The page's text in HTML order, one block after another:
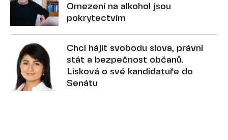
Omezení na alkohol jsou
pokrytectvím
Chci hájit svobodu slova, právní
stát a bezpečnost občanů.
Lisková o své kandidatuře do
Senátu